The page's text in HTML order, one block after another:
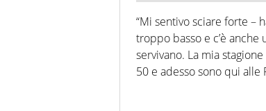
“Mi sentivo sciare forte –
troppo basso e c’è
servivano. La mia
50 e adesso sono qui alle